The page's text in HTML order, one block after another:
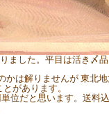
ました。平目は活き〆
かは解りませんが 東北
があります。
位だと思います。送料